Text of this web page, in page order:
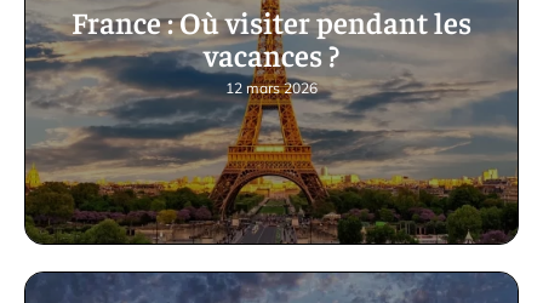
France : Où visiter pendant les
vacances ?
12 mars 2026